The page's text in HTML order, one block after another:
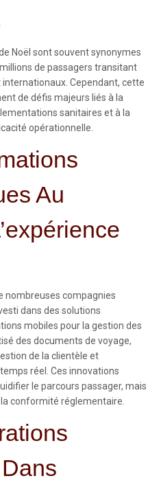
Noël sont souvent synonymes
de passagers transitant
Cependant, cette
de défis majeurs liés à la
sanitaires et à la
opérationnelle.
Au
nombreuses compagnies
dans des solutions
mobiles pour la gestion des
des documents de voyage,
de la clientèle et
réel. Ces innovations
le parcours passager, mais
conformité réglementaire.